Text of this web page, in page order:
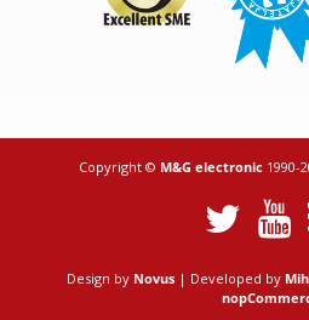
Copyright © M&G electronic 1990-
Design by Novus | Developed by